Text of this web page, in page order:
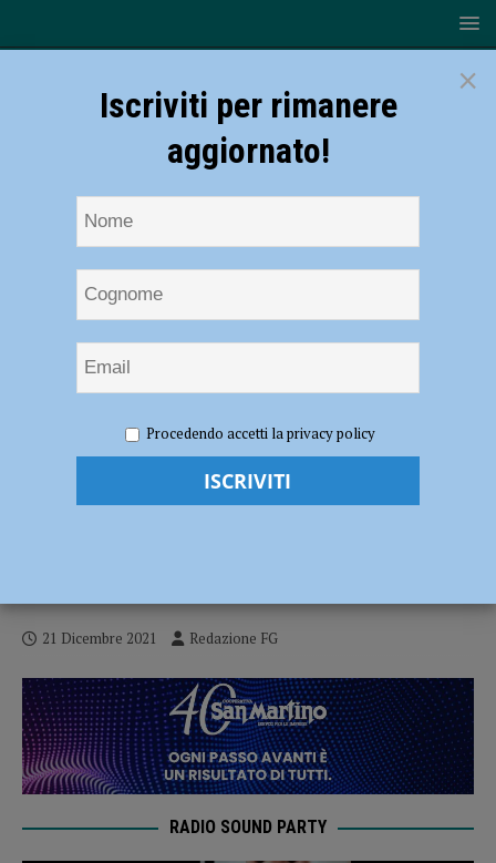
Coronavirus, 141 nuovi contagi e un decesso nel Piacentino: vittima un
uomo di 88 anni
Coronavirus, 141 nuovi contagi e un
21 Dicembre 2021 Redazione FG
RADIO SOUND PARTY
×
Iscriviti per rimanere
aggiornato!
Procedendo accetti la privacy policy